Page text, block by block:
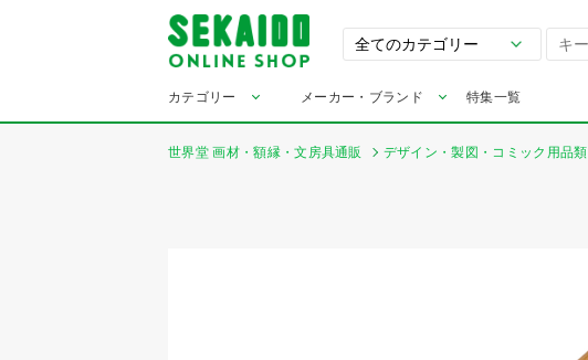
カテゴリー メーカー・ブランド 特集一覧
世界堂 画材・額縁・文房具通販 デザイン・製図・コミック用品類